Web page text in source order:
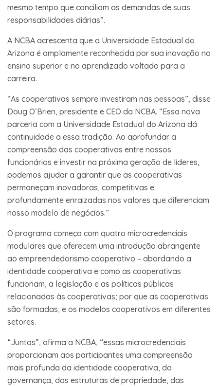
mesmo tempo que conciliam as demandas de suas
responsabilidades diárias”.
A NCBA acrescenta que a Universidade Estadual do
Arizona é amplamente reconhecida por sua inovação no
ensino superior e no aprendizado voltado para a
carreira.
“As cooperativas sempre investiram nas pessoas”, disse
Doug O’Brien, presidente e CEO da NCBA. “Essa nova
parceria com a Universidade Estadual do Arizona dá
continuidade a essa tradição. Ao aprofundar a
compreensão das cooperativas entre nossos
funcionários e investir na próxima geração de líderes,
podemos ajudar a garantir que as cooperativas
permaneçam inovadoras, competitivas e
profundamente enraizadas nos valores que diferenciam
nosso modelo de negócios.”
O programa começa com quatro microcredenciais
modulares que oferecem uma introdução abrangente
ao empreendedorismo cooperativo – abordando a
identidade cooperativa e como as cooperativas
funcionam; a legislação e as políticas públicas
relacionadas às cooperativas; por que as cooperativas
são formadas; e os modelos cooperativos em diferentes
setores.
“Juntas”, afirma a NCBA, “essas microcredenciais
proporcionam aos participantes uma compreensão
mais profunda da identidade cooperativa, da
governança, das estruturas de propriedade, das